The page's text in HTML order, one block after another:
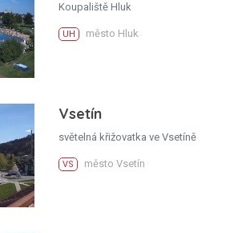
Koupaliště Hluk
UH město Hluk
Vsetín
světelná křižovatka ve Vsetíně
VS město Vsetín